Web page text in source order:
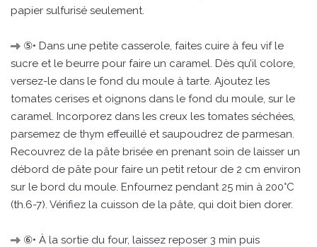
papier sulfurisé seulement.
⑤• Dans une petite casserole, faites cuire à feu vif le
sucre et le beurre pour faire un caramel. Dès qu’il colore,
versez-le dans le fond du moule à tarte. Ajoutez les
tomates cerises et oignons dans le fond du moule, sur le
caramel. Incorporez dans les creux les tomates séchées,
parsemez de thym effeuillé et saupoudrez de parmesan.
Recouvrez de la pâte brisée en prenant soin de laisser un
débord de pâte pour faire un petit retour de 2 cm environ
sur le bord du moule. Enfournez pendant 25 min à 200°C
(th.6-7). Vérifiez la cuisson de la pâte, qui doit bien dorer.
⑥• À la sortie du four, laissez reposer 3 min puis